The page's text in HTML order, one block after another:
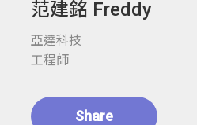
范建銘 Freddy
亞達科技
工程師
Share